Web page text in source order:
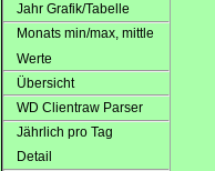
Jahr Grafik/Tabelle
Monats min/max, mittle
Werte
Übersicht
WD Clientraw Parser
Jährlich pro Tag
Detail